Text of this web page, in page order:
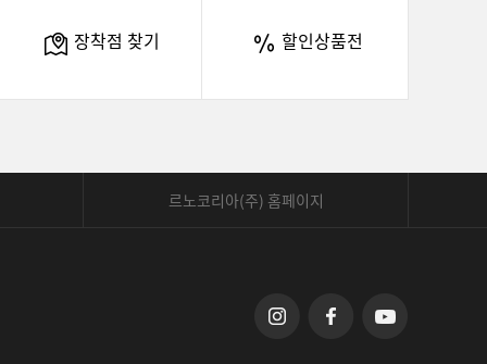
장착점 찾기 할인상품전
르노코리아(주) 홈페이지